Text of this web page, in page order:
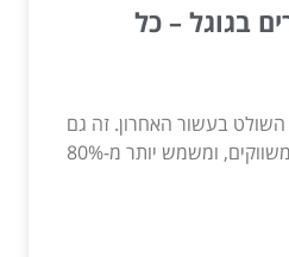
בגוגל – כל
השולט בעשור האחרון. זה גם
התגלה ככלי רב עוצמה למשווקים, ומשמש יותר מ-80%